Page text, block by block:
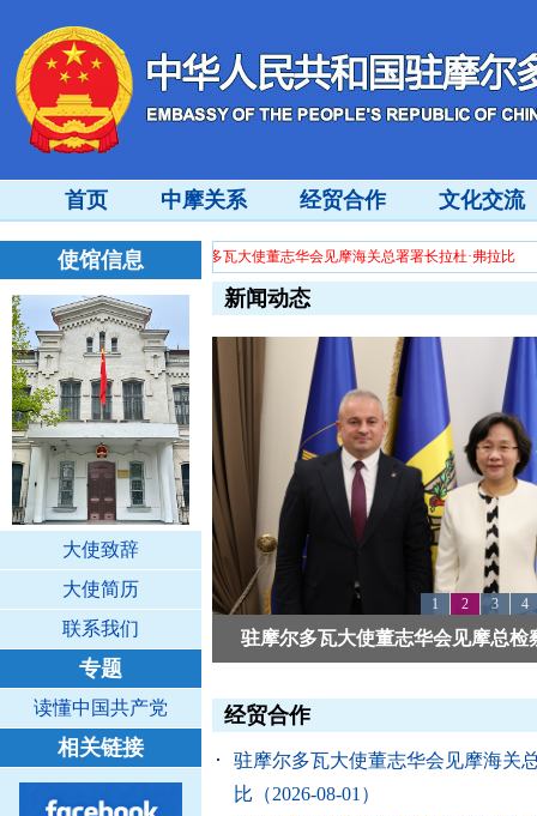
首页 中摩关系 经贸合作 文化交流
使馆信息
大使致辞
大使简历
联系我们
专题
读懂中国共产党
相关链接
”问题的中方立场 驻摩尔多瓦大使董志华会见摩海关总署署长拉杜·弗拉比
新闻动态
1 2 3 4
驻摩尔多瓦大使董志华会见摩总检
经贸合作
驻摩尔多瓦大使董志华会见摩海关
比 （2026-08-01）